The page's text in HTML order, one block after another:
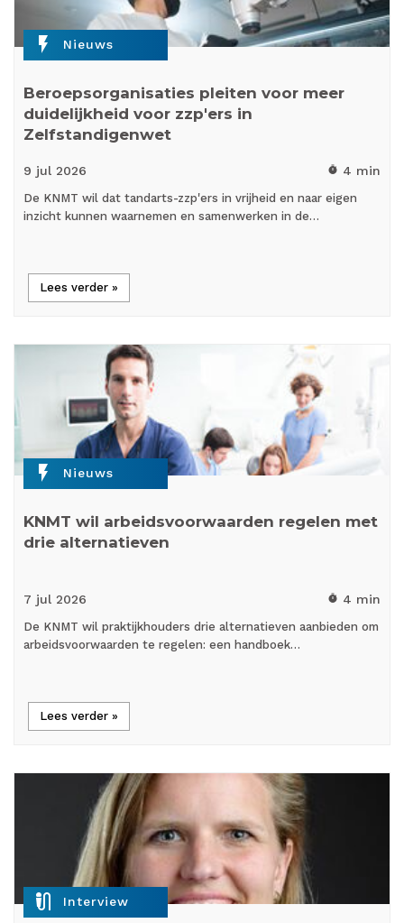
flash_on Nieuws
Beroepsorganisaties pleiten voor meer
duidelijkheid voor zzp'ers in
Zelfstandigenwet
9 jul 2026 timer 4 min
De KNMT wil dat tandarts-zzp'ers in vrijheid en naar eigen
inzicht kunnen waarnemen en samenwerken in de…
Lees verder »
flash_on Nieuws
KNMT wil arbeidsvoorwaarden regelen met
drie alternatieven
7 jul 2026 timer 4 min
De KNMT wil praktijkhouders drie alternatieven aanbieden om
arbeidsvoorwaarden te regelen: een handboek…
Lees verder »
mic_external_on Interview